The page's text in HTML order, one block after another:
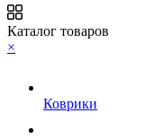
Каталог товаров
×
Коврики